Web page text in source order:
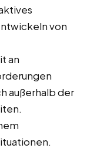
von
an
außerhalb der